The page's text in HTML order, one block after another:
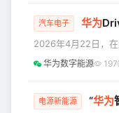
优秀，但部分测试
胎拧掉/松掉、一开
且还干了各种很多这
研究中心（中汽中心
鹿
汽车电子 华为
2026年4月22日，在
董事、产品投资评
全新中文品牌“华为
华为数字能源 197
电源新能源 “华为